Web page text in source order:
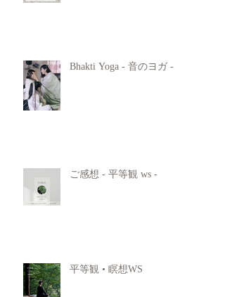
Bhakti Yoga - 音のヨガ -
ご感想 - 平等観 ws -
平等観 • 瞑想WS